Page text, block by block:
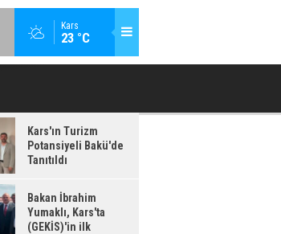
Kars
23 °C
BAKAN İBRAHIM YUMAKLI, KARS'TA (GEKİS)'IN ILK
Kars'ın Turizm
Potansiyeli Bakü'de
Tanıtıldı
Bakan İbrahim
Yumaklı, Kars'ta
(GEKİS)'in ilk